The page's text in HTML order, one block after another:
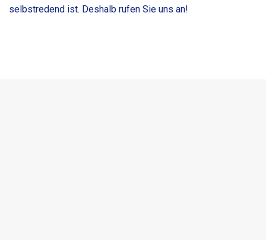
selbstredend ist. Deshalb rufen Sie uns an!